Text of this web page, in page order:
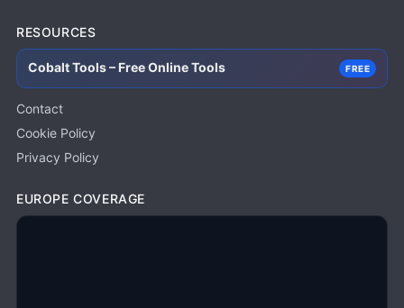
RESOURCES
Cobalt Tools – Free Online Tools FREE
Contact
Cookie Policy
Privacy Policy
EUROPE COVERAGE